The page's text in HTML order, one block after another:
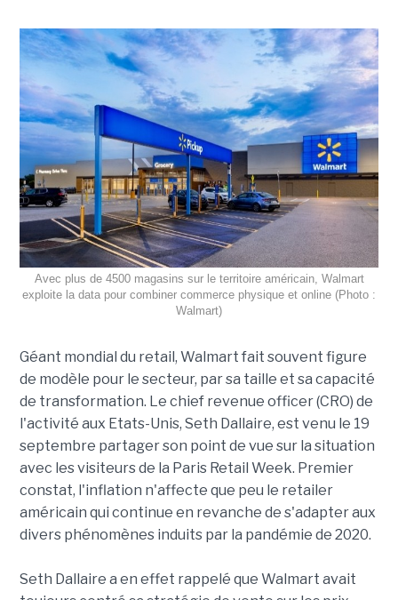
Avec plus de 4500 magasins sur le territoire américain, Walmart
exploite la data pour combiner commerce physique et online (Photo :
Walmart)
Géant mondial du retail, Walmart fait souvent figure
de modèle pour le secteur, par sa taille et sa capacité
de transformation. Le chief revenue officer (CRO) de
l'activité aux Etats-Unis, Seth Dallaire, est venu le 19
septembre partager son point de vue sur la situation
avec les visiteurs de la Paris Retail Week. Premier
constat, l'inflation n'affecte que peu le retailer
américain qui continue en revanche de s'adapter aux
divers phénomènes induits par la pandémie de 2020.
Seth Dallaire a en effet rappelé que Walmart avait